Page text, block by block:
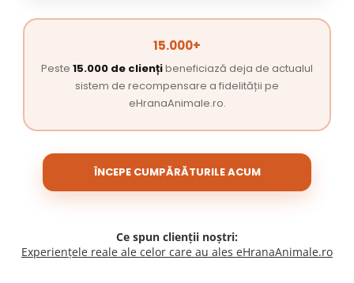
15.000+
Peste 15.000 de cliențibeneficiază deja de actualul
sistem de recompensare a fidelității pe
eHranaAnimale.ro.
ÎNCEPE CUMPĂRĂTURILE ACUM
Ce spun clienții noștri:
Experiențele reale ale celor care au ales eHranaAnimale.ro